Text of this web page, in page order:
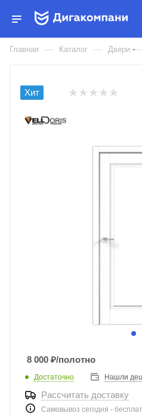
ДВЕРЬ
VELLDORIS
Главная — Каталог — Двери
Хит
8 000 ₽/полотно
Достаточно Нашли
Рассчитать доставку
Самовывоз сегодня -